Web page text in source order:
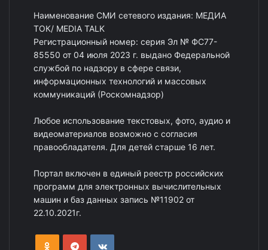
Наименование СМИ сетевого издания: МЕДИА
ТОК/ MEDIA TALK
Регистрационный номер: серия Эл № ФС77-
85550 от 04 июля 2023 г. выдано Федеральной
службой по надзору в сфере связи,
информационных технологий и массовых
коммуникаций (Роскомнадзор)
Любое использование текстовых, фото, аудио и
видеоматериалов возможно с согласия
правообладателя. Для детей старше 16 лет.
Портал включен в единый реестр российских
программ для электронных вычислительных
машин и баз данных запись №11902 от
22.10.2021г.